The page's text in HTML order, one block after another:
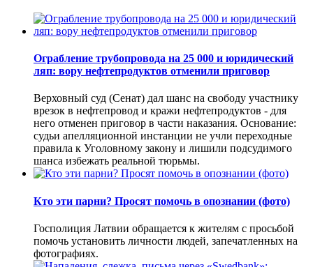
Ограбление трубопровода на 25 000 и юридический
ляп: вору нефтепродуктов отменили приговор
Верховный суд (Сенат) дал шанс на свободу участнику
врезок в нефтепровод и кражи нефтепродуктов - для
него отменен приговор в части наказания. Основание:
судьи апелляционной инстанции не учли переходные
правила к Уголовному закону и лишили подсудимого
шанса избежать реальной тюрьмы.
Кто эти парни? Просят помочь в опознании (фото)
Госполиция Латвии обращается к жителям с просьбой
помочь установить личности людей, запечатленных на
фотографиях.